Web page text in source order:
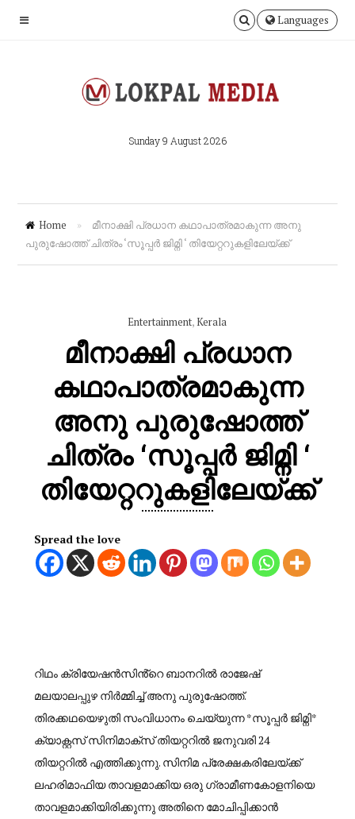
Languages
Sunday 9 August 2026
Home »
മീനാക്ഷി പ്രധാന കഥാപാത്രമാകുന്ന അനു
പുരുഷോത്ത് ചിത്രം ‘സൂപ്പർ ജിമ്നി ‘ തിയേറ്ററുകളിലേയ്‌ക്ക്
Entertainment,Kerala
മീനാക്ഷി പ്രധാന
കഥാപാത്രമാകുന്ന
അനു പുരുഷോത്ത്
ചിത്രം ‘സൂപ്പർ ജിമ്നി ‘
തിയേറ്ററുകളിലേയ്‌ക്ക്
Spread the love
റിഥം ക്രിയേഷൻസിൻ്റെ ബാനറിൽ രാജേഷ്
മലയാലപ്പുഴ നിർമ്മിച്ച് അനു പുരുഷോത്ത്.
തിരക്കഥയെഴുതി സംവിധാനം ചെയ്യുന്ന *സൂപ്പർ ജിമ്നി*
ക്യാക്റ്റസ് സിനിമാക്സ് തിയറ്ററിൽ ജനുവരി 24
തിയറ്ററിൽ എത്തിക്കുന്നു. സിനിമ പ്രേക്ഷകരിലേയ്ക്ക്
ലഹരിമാഫിയ താവളമാക്കിയ ഒരു ഗ്രാമീണകോളനിയെ
താവളമാക്കിയിരിക്കുന്നു അതിനെ മോചിപ്പിക്കാൻ